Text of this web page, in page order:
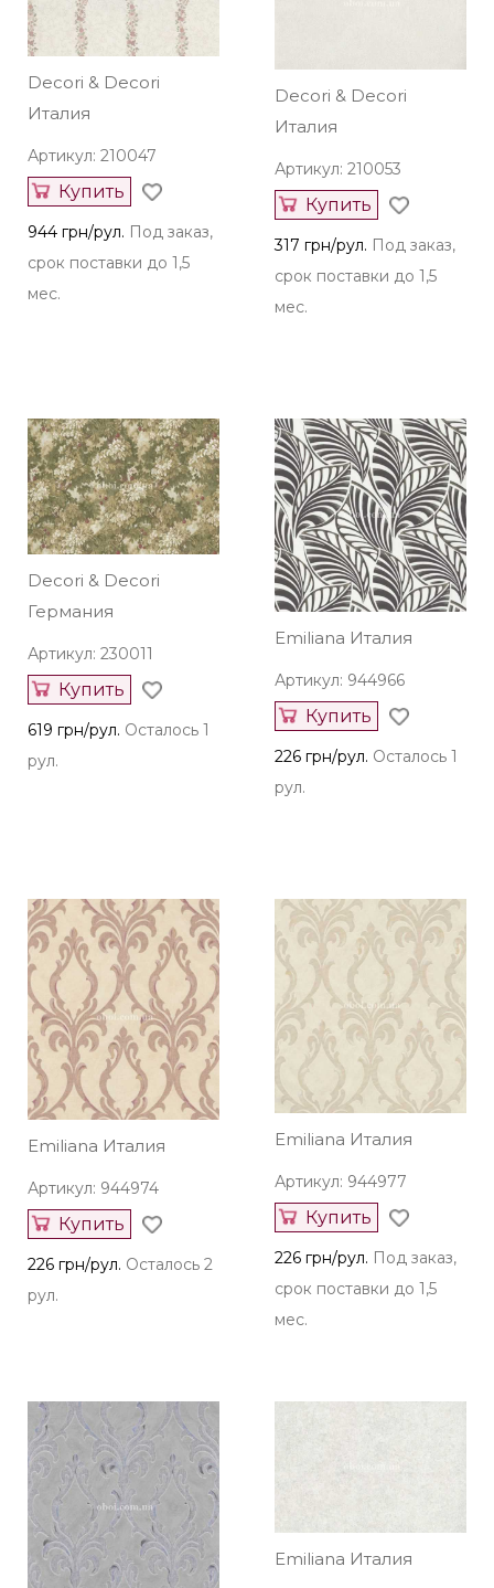
Decori & Decori
Италия
Артикул: 210047
Купить
944 грн/рул. Под заказ,
срок поставки до 1,5
мес.
Decori & Decori
Италия
Артикул: 210053
Купить
317 грн/рул. Под заказ,
срок поставки до 1,5
мес.
Decori & Decori
Германия
Артикул: 230011
Купить
619 грн/рул. Осталось 1
рул.
Emiliana Италия
Артикул: 944966
Купить
226 грн/рул. Осталось 1
рул.
Emiliana Италия
Артикул: 944974
Купить
226 грн/рул. Осталось 2
рул.
Emiliana Италия
Артикул: 944977
Купить
226 грн/рул. Под заказ,
срок поставки до 1,5
мес.
Emiliana Италия